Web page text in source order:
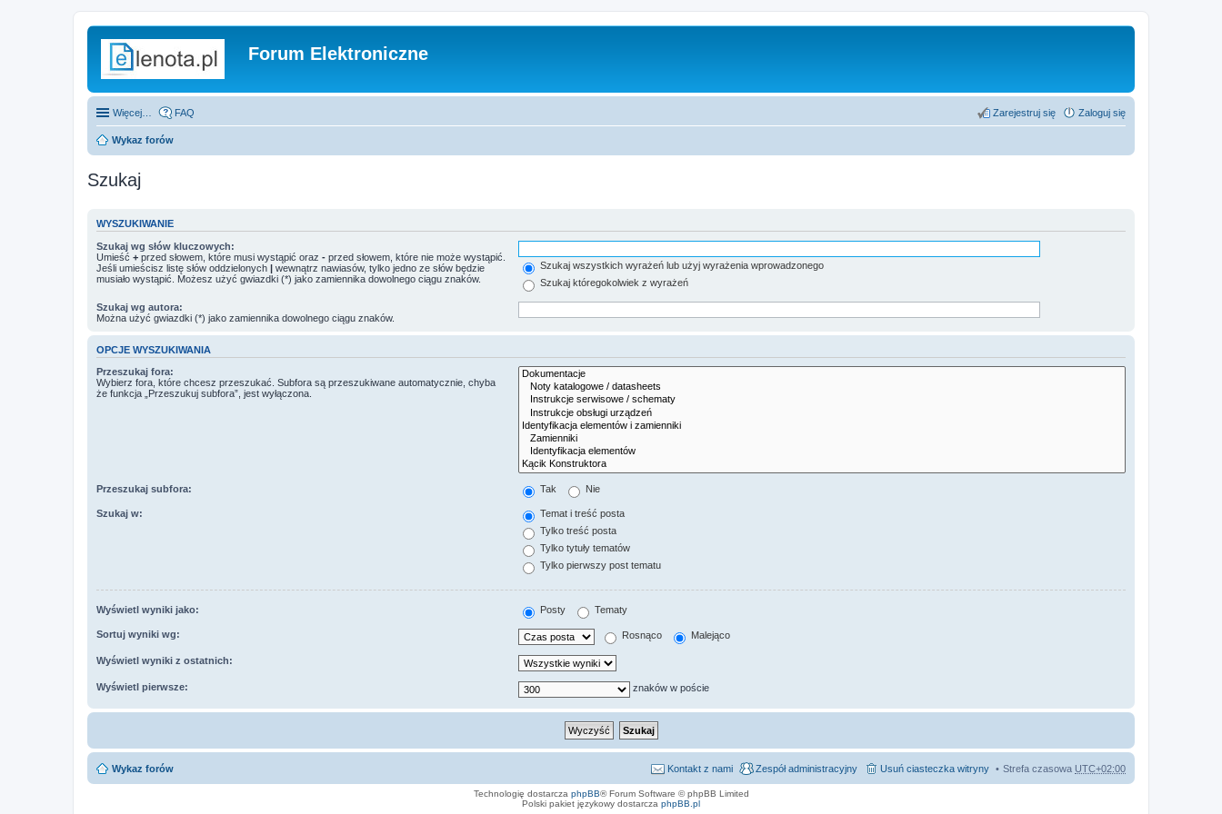
Forum Elektroniczne
Więcej… FAQ Zaloguj się
Zarejestruj się
Wykaz forów
Szukaj
WYSZUKIWANIE
Szukaj wg słów kluczowych:
Umieść + przed słowem, które musi wystąpić oraz - przed słowem, które nie może wystąpić.
Jeśli umieścisz listę słów oddzielonych | wewnątrz nawiasów, tylko jedno ze słów będzie
musiało wystąpić. Możesz użyć gwiazdki (*) jako zamiennika dowolnego ciągu znaków.
Szukaj wszystkich wyrażeń lub użyj wyrażenia wprowadzonego
Szukaj któregokolwiek z wyrażeń
Szukaj wg autora:
Można użyć gwiazdki (*) jako zamiennika dowolnego ciągu znaków.
OPCJE WYSZUKIWANIA
Przeszukaj fora:
Wybierz fora, które chcesz przeszukać. Subfora są przeszukiwane automatycznie, chyba
że funkcja „Przeszukuj subfora”, jest wyłączona.
Przeszukaj subfora: Tak Nie
Szukaj w:
Temat i treść posta
Tylko treść posta
Tylko tytuły tematów
Tylko pierwszy post tematu
Wyświetl wyniki jako: Posty Tematy
Sortuj wyniki wg: Rosnąco Malejąco
Wyświetl wyniki z ostatnich:
Wyświetl pierwsze: znaków w poście
Wykaz forów Strefa czasowa UTC+02:00
Usuń ciasteczka witryny
Zespół administracyjny
Kontakt z nami
Technologię dostarcza phpBB® Forum Software © phpBB Limited
Polski pakiet językowy dostarcza phpBB.pl